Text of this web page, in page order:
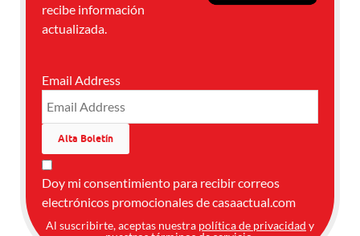
recibe información
actualizada.
Email Address
Doy mi consentimiento para recibir correos
electrónicos promocionales de casaactual.com
Al suscribirte, aceptas nuestra política de privacidad y